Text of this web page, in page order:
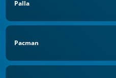
Palla
Pacman